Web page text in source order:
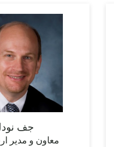
جف
معاون و مدیر